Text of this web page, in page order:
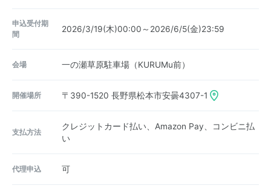
申込受付期
間
2026/3/19(木)00:00～2026/6/5(金)23:59
会場 一の瀬草原駐車場（KURUMu前）
開催場所 〒390-1520 長野県松本市安曇4307-1
支払方法
クレジットカード払い、Amazon Pay、コンビニ払
い
代理申込 可